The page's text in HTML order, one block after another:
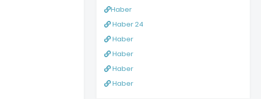
Haber
Haber 24
Haber
Haber
Haber
Haber